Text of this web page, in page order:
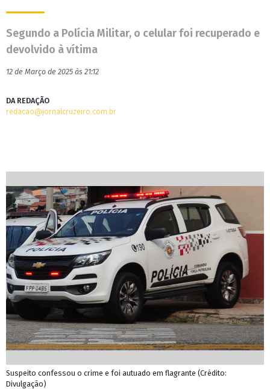
Segundo a Polícia Militar, o celular foi recuperado e
devolvido à vítima
12 de Março de 2025 às 21:12
DA REDAÇÃO
redacao@jornalcruzeiro.com.br
Suspeito confessou o crime e foi autuado em flagrante (Crédito:
Divulgação)